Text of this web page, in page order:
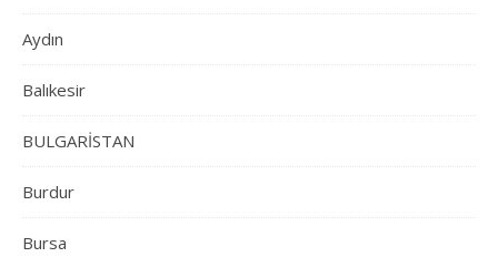
Aydın
Balıkesir
BULGARİSTAN
Burdur
Bursa